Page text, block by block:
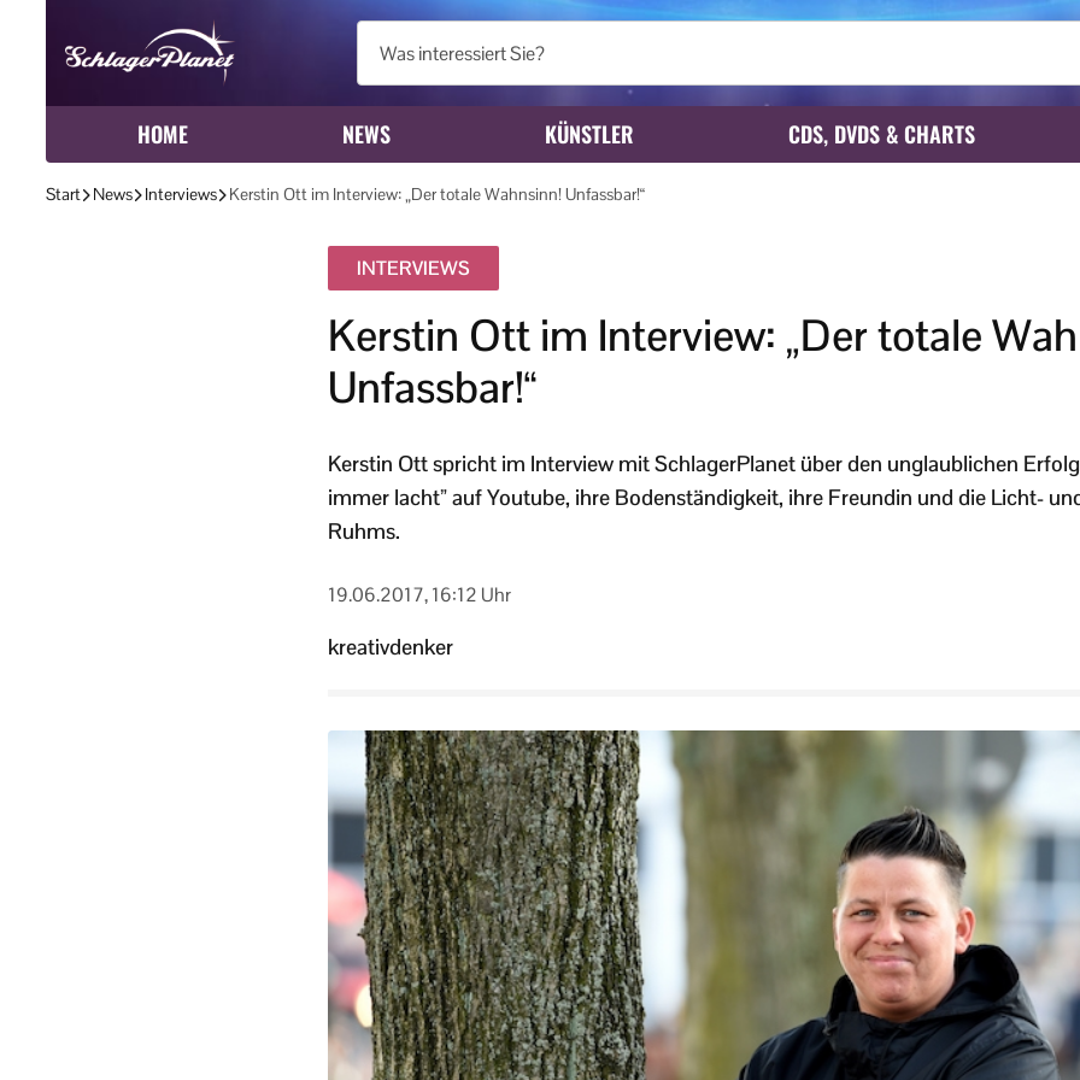
HOME NEWS KÜNSTLER CDS, DVDS & CHARTS
Start News Interviews Kerstin Ott im Interview: „Der totale Wahnsinn! Unfassbar!“
INTERVIEWS
Kerstin Ott im Interview: „Der totale
Unfassbar!“
Kerstin Ott spricht im Interview mit SchlagerPlanet über den unglaublichen Erfolg
immer lacht” auf Youtube, ihre Bodenständigkeit, ihre Freundin und die Licht-
Ruhms.
19.06.2017, 16:12 Uhr
kreativdenker